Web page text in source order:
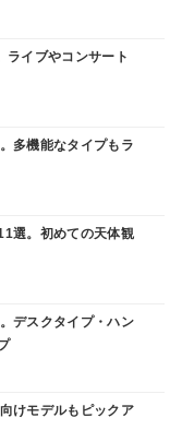
ライブやコンサート
多機能なタイプもラ
選。初めての天体観
デスクタイプ・ハン
けモデルもピックア